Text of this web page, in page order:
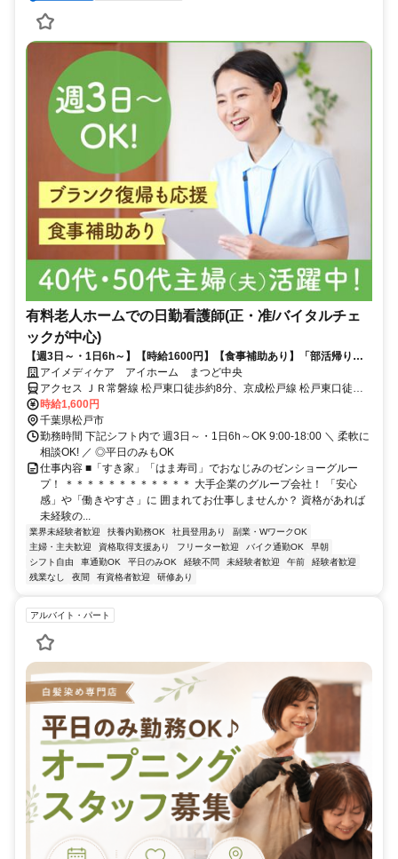
有料老人ホームでの日勤看護師(正・准/バイタルチェ
ックが中心)
【週3日～・1日6h～】【時給1600円】【食事補助あり】「部活帰りの
子どもを迎える時間に間に合わせたい」「体力にムリのないよう短時間
から始めたい」など、シフトの相談はいつでも大歓迎♪Wワークも歓迎し
ます!ライフスタイルに合わせて活躍したい方にピッタリ◎施設内の利用
者さまが対象なので「急な来院が多くて毎日せわしない」という悩みと
は無縁！ゼンショーグループの安定した基盤のもと、ゆとりある環境で
資格を活かしませんか？
アイメディケア アイホーム まつど中央
アクセス ＪＲ常磐線 松戸東口徒歩約8分、京成松戸線 松戸東口徒歩
約8分、京成松戸線 上本郷南口徒歩約18分
時給1,600円
千葉県松戸市
勤務時間 下記シフト内で 週3日～・1日6h～OK 9:00-18:00 ＼ 柔軟に
相談OK! ／ ◎平日のみもOK
仕事内容 ■「すき家」「はま寿司」でおなじみのゼンショーグルー
プ！ ＊＊＊＊＊＊＊＊＊＊＊＊ 大手企業のグループ会社！ 「安心
感」や「働きやすさ」に 囲まれてお仕事しませんか？ 資格があれば
未経験の...
業界未経験者歓迎 扶養内勤務OK 社員登用あり
副業・WワークOK
主婦・主夫歓迎
資格取得支援あり フリーター歓迎 バイク通勤OK
早朝
シフト自由
車通勤OK 平日のみOK 経験不問 未経験者歓迎 午前
経験者歓迎
残業なし
夜間 有資格者歓迎 研修あり
アルバイト・パート